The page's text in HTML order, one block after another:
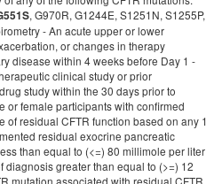
, G970R, G1244E, S1251N, S1255P,
- An acute upper or lower
or changes in therapy
disease within 4 weeks before Day 1 -
clinical study or prior
study within the 30 days prior to
or female participants with confirmed
residual CFTR function based on any 1
residual exocrine pancreatic
than equal to (<=) 80 millimole per liter
diagnosis greater than equal to (>=) 12
mutation associated with residual CFTR